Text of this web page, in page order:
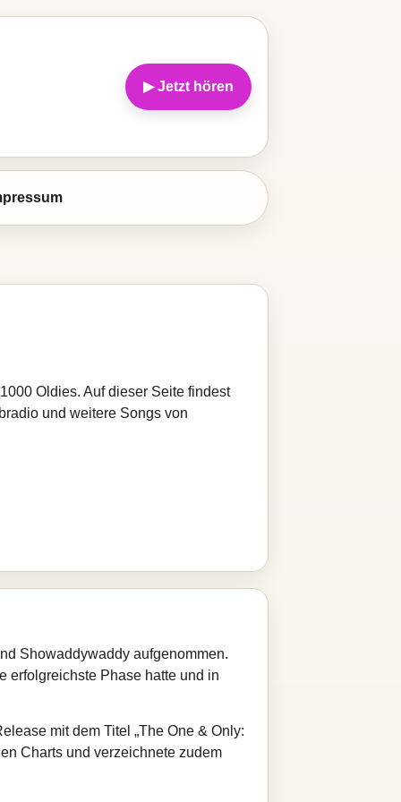
▶ Jetzt hören
Oldies. Auf dieser Seite findest
und weitere Songs von
Showaddywaddy aufgenommen.
erfolgreichste Phase hatte und in
mit dem Titel „The One & Only:
Charts und verzeichnete zudem